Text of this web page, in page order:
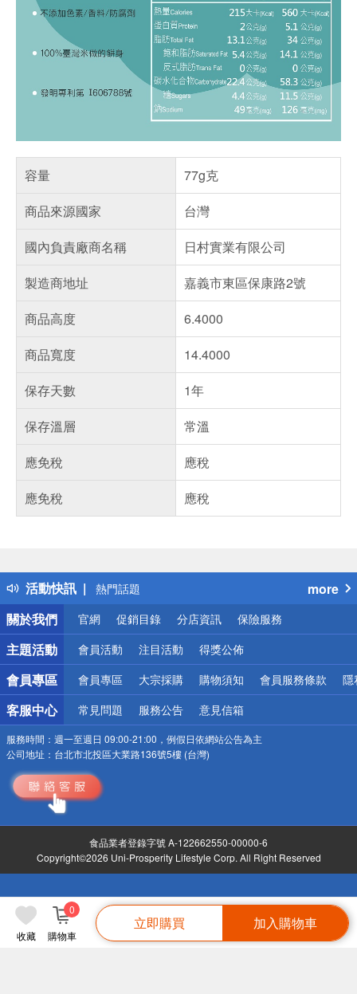
收藏 購物車
0
立即購買 加入購物車
容量
77g克
商品來源國家
台灣
國內負責廠商名稱
日村實業有限公司
製造商地址
嘉義市東區保康路2號
商品高度
6.4000
商品寬度
14.4000
保存天數
1年
保存溫層
常溫
應免稅
應稅
應免稅
應稅
活動快訊
得獎公告
熱門話題
銀行優惠
偏遠地區配送
詐騙網頁！請小心！
more
關於我們
官網 促銷目錄 分店資訊 保險服務
主題活動 會員活動 注目活動 得獎公佈
會員專區 會員專區 大宗採購 購物須知 會員服務條款 隱
客服中心 常見問題 服務公告 意見信箱
服務時間： 週一至週日 09:00-21:00，例假日依網站公告為主
公司地址： 台北市北投區大業路136號5樓 (台灣)
食品業者登錄字號 A-122662550-00000-6
Copyright©2026 Uni-Prosperity Lifestyle Corp. All Right Reserved